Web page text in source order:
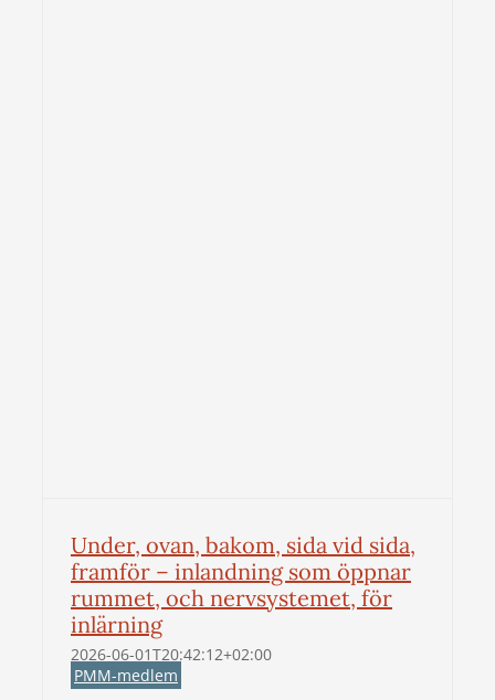
Under, ovan, bakom, sida vid sida,
framför – inlandning som öppnar
rummet, och nervsystemet, för
inlärning
2026-06-01T20:42:12+02:00
PMM-medlem